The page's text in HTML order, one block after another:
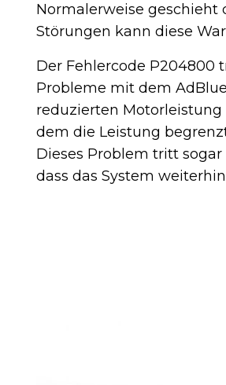
Normalerweise geschieht
Störungen kann diese
Der Fehlercode P204800
Probleme mit dem
reduzierten Motorleistung
dem die Leistung
Dieses Problem tritt
dass das System